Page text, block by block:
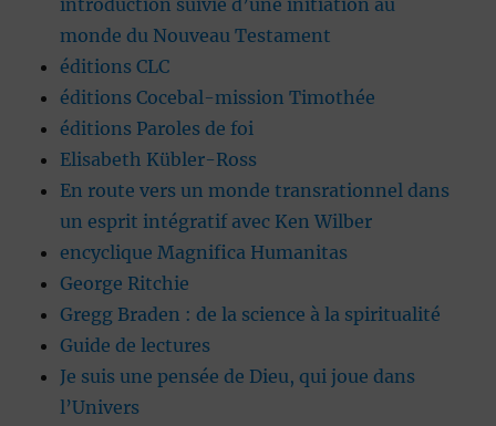
introduction suivie d’une initiation au
monde du Nouveau Testament
éditions CLC
éditions Cocebal-mission Timothée
éditions Paroles de foi
Elisabeth Kübler-Ross
En route vers un monde transrationnel dans
un esprit intégratif avec Ken Wilber
encyclique Magnifica Humanitas
George Ritchie
Gregg Braden : de la science à la spiritualité
Guide de lectures
Je suis une pensée de Dieu, qui joue dans
l’Univers